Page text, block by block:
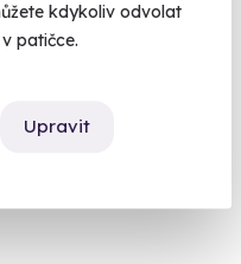
kdykoliv odvolat
patičce.
Upravit
- 9 zbraní